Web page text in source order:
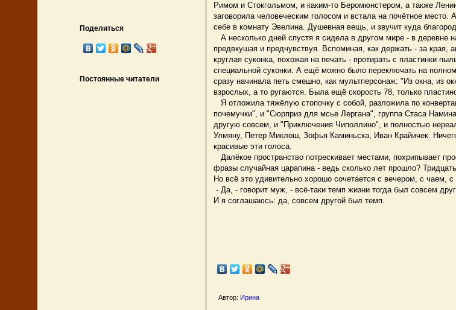
Римом и Стокгольмом, и каким-то Беромюнстером, а также
заговорила человеческим голосом и встала на почётное
себе в комнату Эвелина. Душевная вещь, и звучит куда
А несколько дней спустя я сидела в другом мире - в деревне
предвкушая и предчувствуя. Вспоминая, как держать - за края,
круглая суконка, похожая на печать - протирать с пластинки
специальной суконки. А ещё можно было переключать на
сразу начинала петь смешно, как мультперсонаж: "Из окна, из
взрослых, а то ругаются. Была ещё скорость 78, только
Я отложила тяжёлую стопочку с собой, разложила по
почемучки", и "Сюрприз для мсье Лергана", группа Стаса
другую совсем, и "Приключения Чиполлино", и полностью
Улмяну, Петер Миклош, Зофья Каминьска, Иван Крайичек.
красивые эти голоса.
Далёкое пространство потрескивает местами, похрипывает
фразы случайная царапина - ведь сколько лет прошло?
Но всё это удивительно хорошо сочетается с вечером, с чаем,
- Да, - говорит муж, - всё-таки темп жизни тогда был совсем
И я соглашаюсь: да, совсем другой был темп.
Автор: Ирина
Поделиться
Постоянные читатели